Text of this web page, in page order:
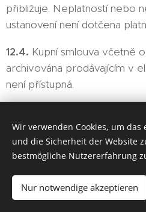
přibližuje. Neplatností nebo
ustanovení není dotčena
12.4. Kupní smlouva včetně
archivována prodávajícím v
není přístupná.
formulář pro odstoupení od
12.6.Kontaktní údaje
elektronické pošty
+420 606 518 506.
Wir verwenden Cookies, um
und die Sicherheit der Website
bestmögliche Nutzererfahrung
Nur notwendige akzeptieren